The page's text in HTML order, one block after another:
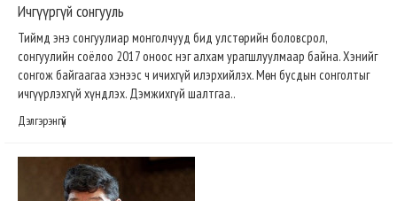
Ичгүүргүй сонгууль
Тиймд энэ сонгуулиар монголчууд бид улстөрийн боловсрол,
сонгуулийн соёлоо 2017 оноос нэг алхам урагшлуулмаар байна. Хэнийг
сонгож байгаагаа хэнээс ч ичихгүй илэрхийлэх. Мөн бусдын сонголтыг
ичгүүрлэхгүй хүндлэх. Дэмжихгүй шалтгаа..
Дэлгэрэнгүй